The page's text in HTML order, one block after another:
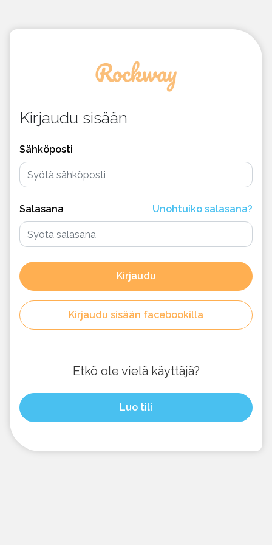
Kirjaudu sisään
Sähköposti
Salasana Unohtuiko salasana?
Kirjaudu
Kirjaudu sisään facebookilla
Etkö ole vielä käyttäjä?
Luo tili